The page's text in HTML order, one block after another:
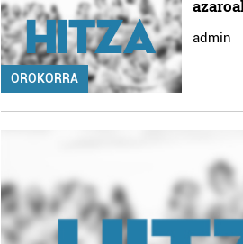
OROKORRA
admin